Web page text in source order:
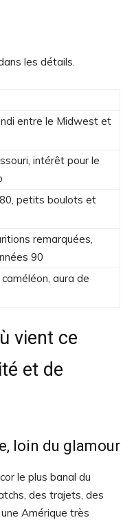
les détails.
entre le Midwest et
intérêt pour le
petits boulots et
remarquées,
90
aura de
vient ce
et de
loin du glamour
le plus banal du
des trajets, des
Amérique très